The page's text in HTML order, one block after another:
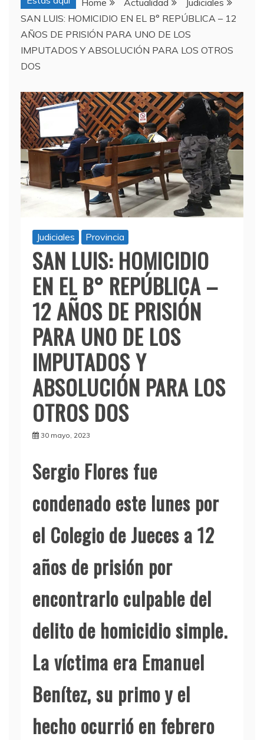
Home Actualidad
Judiciales
SAN LUIS: HOMICIDIO EN EL B° REPÚBLICA – 12
AÑOS DE PRISIÓN PARA UNO DE LOS
IMPUTADOS Y ABSOLUCIÓN PARA LOS OTROS
DOS
Judiciales Provincia
SAN LUIS: HOMICIDIO
EN EL B° REPÚBLICA –
12 AÑOS DE PRISIÓN
PARA UNO DE LOS
IMPUTADOS Y
ABSOLUCIÓN PARA LOS
OTROS DOS
30 mayo, 2023
Sergio Flores fue
condenado este lunes por
el Colegio de Jueces a 12
años de prisión por
encontrarlo culpable del
delito de homicidio simple.
La víctima era Emanuel
Benítez, su primo y el
hecho ocurrió en febrero